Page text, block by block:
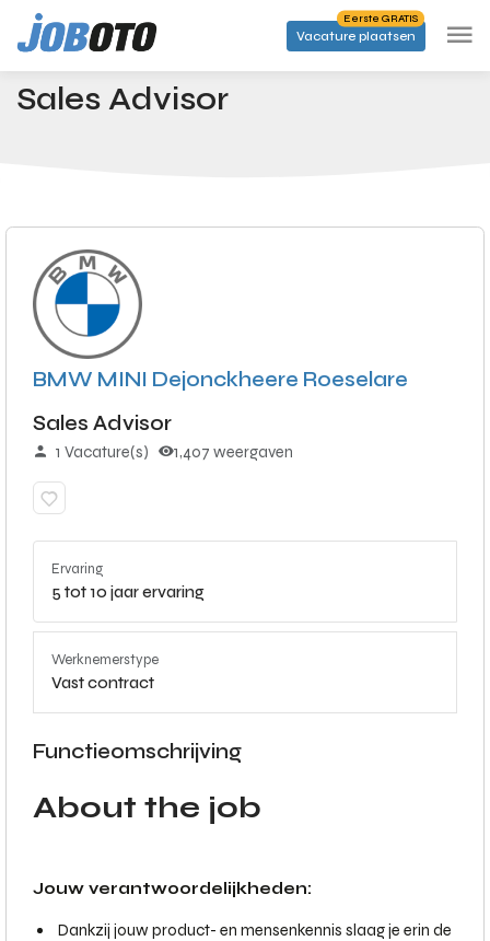
Skip to main content
Vacature plaatsen
Eerste GRATIS
Startpagina Banen Sales Advisor
Sales Advisor
BMW MINI Dejonckheere Roeselare
Sales Advisor
1 Vacature(s) 1,407 weergaven
Ervaring
5 tot 10 jaar ervaring
Werknemerstype
Vast contract
Functieomschrijving
About the job
Jouw verantwoordelijkheden:
Dankzij jouw product- en mensenkennis slaag je erin de